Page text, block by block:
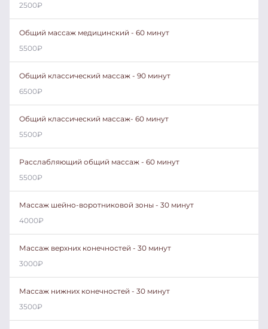
2500₽
Общий массаж медицинский - 60 минут
5500₽
Общий классический массаж - 90 минут
6500₽
Общий классический массаж- 60 минут
5500₽
Расслабляющий общий массаж - 60 минут
5500₽
Массаж шейно-воротниковой зоны - 30 минут
4000₽
Массаж верхних конечностей - 30 минут
3000₽
Массаж нижних конечностей - 30 минут
3500₽